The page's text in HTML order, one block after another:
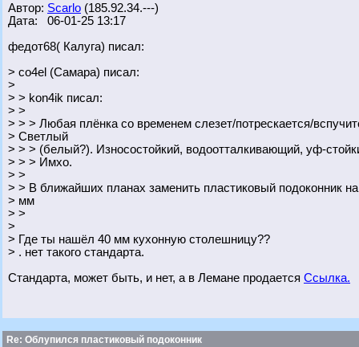
Автор: Scarlo (185.92.34.---)
Дата: 06-01-25 13:17
федот68( Калуга) писал:
> co4el (Самара) писал:
>
> > kon4ik писал:
> >
> > > Любая плёнка со временем слезет/потрескается/
> Светлый
> > > (белый?). Износостойкий, водоотталкивающий, уф-
> > > Имхо.
> >
> > В ближайших планах заменить пластиковый подоконник
> мм
> >
>
> Где ты нашёл 40 мм кухонную столешницу??
> . нет такого стандарта.
Стандарта, может быть, и нет, а в Лемане продается Ссылка.
Re: Облупился пластиковый подоконник